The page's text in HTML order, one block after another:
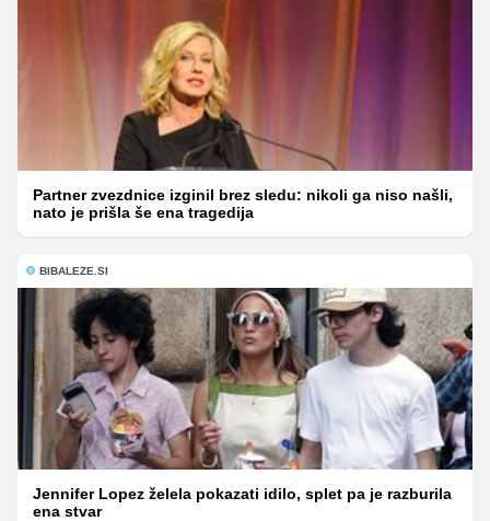
Partner zvezdnice izginil brez sledu: nikoli ga niso našli,
nato je prišla še ena tragedija
BIBALEZE.SI
Jennifer Lopez želela pokazati idilo, splet pa je razburila
ena stvar